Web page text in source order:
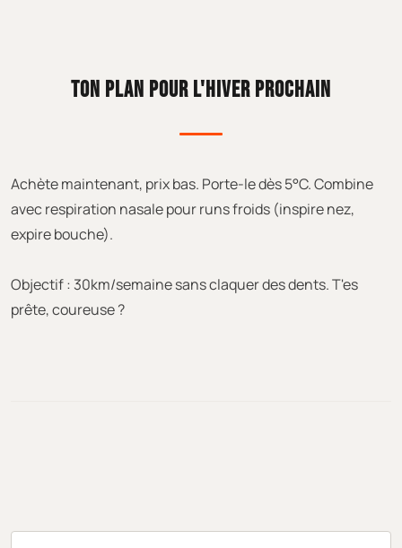
TON PLAN POUR L'HIVER PROCHAIN
Achète maintenant, prix bas. Porte-le dès 5°C. Combine
avec respiration nasale pour runs froids (inspire nez,
expire bouche).
Objectif : 30km/semaine sans claquer des dents. T'es
prête, coureuse ?